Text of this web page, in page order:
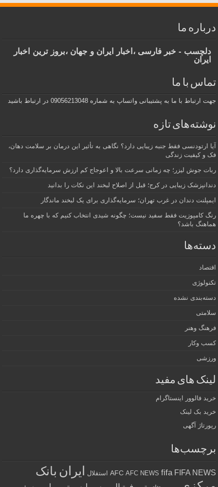
درباره ما
دلچسب - خبر فارسی ،اخبار ایران و جهان ،بروز ترین اخبار
ایران
تماس با ما
جهت ارتباط با ما به پشتیبانی واتساپ به شماره 09056213048 در ارتباط باشید
نوشته‌های تازه
آیا ارتودنسی فقط جنبه زیبایی دارد؟ نگاهی به تأثیر این درمان بر سلامت دهان،
فک و کیفیت زندگی
ربات جوش لیزر؛ چه زمانی سرعت بالا و اعوجاج کم ارزش سرمایه‌گذاری دارد؟
دندانپزشک زیبایی در کرج؛ قبل از اصلاح لبخند این نکات را بدانید
ایمپلنت دندان در غرب تهران؛ سرمایه‌گذاری برای یک لبخند ماندگار
رنگ کامپوزیت فقط سفید نیست؛ چگونه شیدی انتخاب کنیم که با چهره ما
هماهنگ باشد؟
دسته‌ها
اقتصاد
تکنولوژی
دسته‌بندی نشده
سلامتی
فرهنگ وهنر
کسب وکار
ورزشی
لینک های مفید
خرید فالوور اینستاگرام
خرید بک لینک
رپورتاژ آگهی
برچسب‌ها
AFC AFC NEWS fifa FIFA NEWS استقلال ایران بانک